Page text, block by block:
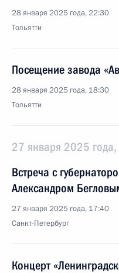
28 января 2025 года, 22:30
Тольятти
Посещение завода
28 января 2025 года, 18:30
Тольятти
27 января 2025 года,
Встреча с
Александром
27 января 2025 года, 17:40
Санкт-Петербург
Концерт